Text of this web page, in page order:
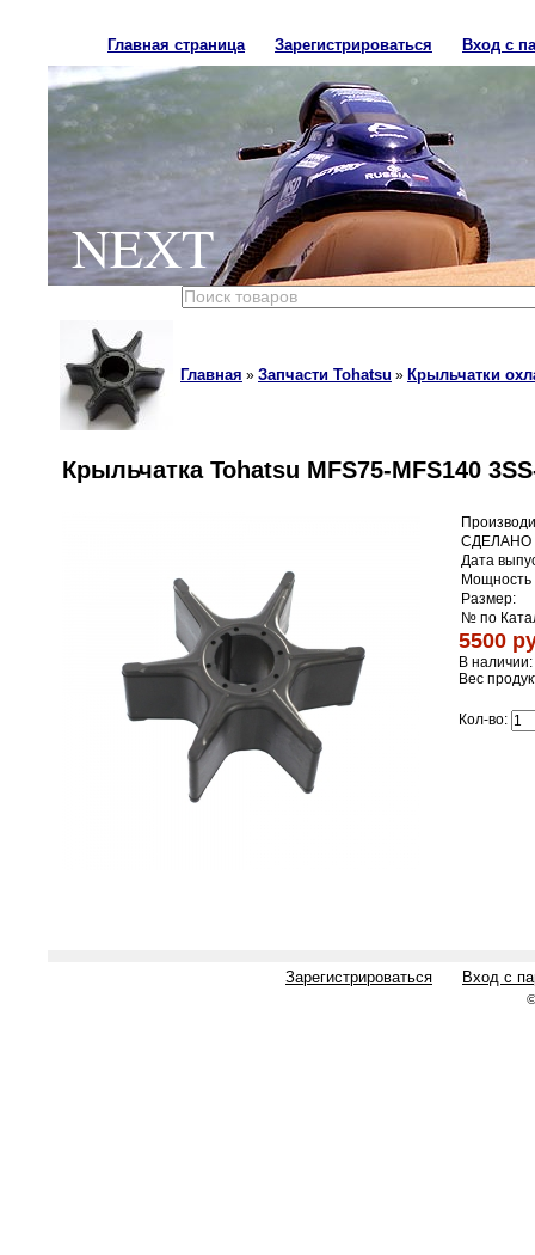
Главная страница Зарегистрироваться Вход с
NEXT
Главная » Запчасти Tohatsu » Крыльчатки
Крыльчатка Tohatsu MFS75-MFS140
СДЕЛАНО
Дата
Мощность
Размер:
№ по
5500
В
Вес
Кол-во:
Зарегистрироваться Вход с